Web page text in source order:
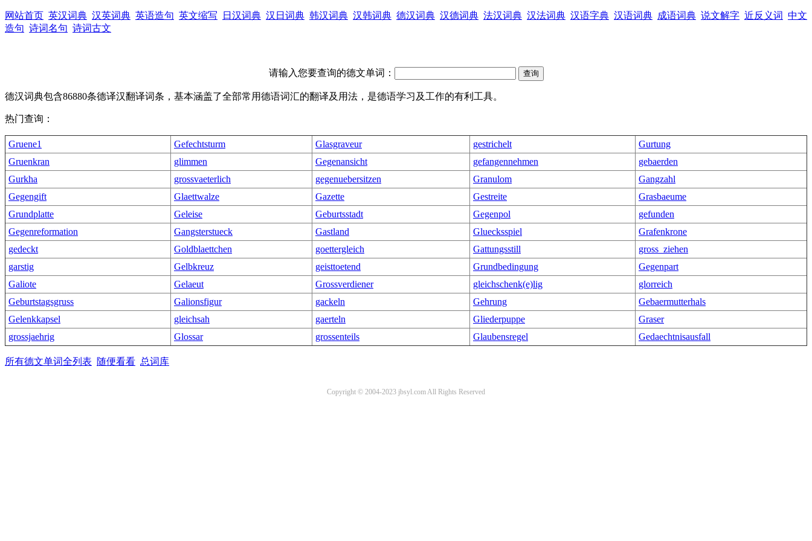
网站首页 英汉词典 汉英词典 英语造句 英文缩写 日汉词典 汉日词典 韩汉词典 汉韩词典 德汉词典 汉德词典 法汉词典 汉法词典 汉语字典 汉语词典 成语词典 说文解字 近反义词 中文
造句 诗词名句 诗词古文
请输入您要查询的德文单词：
德汉词典包含86880条德译汉翻译词条，基本涵盖了全部常用德语词汇的翻译及用法，是德语学习及工作的有利工具。
热门查询：
Gruene1 Gefechtsturm Glasgraveur gestrichelt
Gurtung
Gruenkran
glimmen Gegenansicht gefangennehmen
gebaerden
Gurkha
grossvaeterlich gegenuebersitzen Granulom
Gangzahl
Gegengift
Glaettwalze Gazette Gestreite
Grasbaeume
Grundplatte
Geleise Geburtsstadt Gegenpol
gefunden
Gegenreformation
Gangsterstueck Gastland Gluecksspiel
Grafenkrone
gedeckt
Goldblaettchen goettergleich Gattungsstill
gross_ziehen
garstig
Gelbkreuz geisttoetend Grundbedingung
Gegenpart
Galiote
Gelaeut Grossverdiener gleichschenk(e)lig
glorreich
Geburtstagsgruss
Galionsfigur gackeln Gehrung
Gebaermutterhals
Gelenkkapsel
gleichsah gaerteln Gliederpuppe
Graser
grossjaehrig
Glossar grossenteils Glaubensregel Gedaechtnisausfall
所有德文单词全列表 随便看看 总词库
Copyright © 2004-2023 jbsyl.com All Rights Reserved